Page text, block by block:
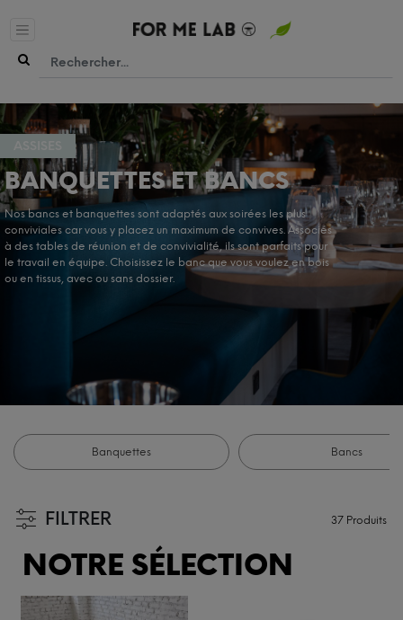
BANQUETTES ET BANCS
Nos bancs et banquettes sont adaptés aux soirées les plus
conviviales car vous y placez un maximum de convives. Associés
à des tables de réunion et de convivialité, ils sont parfaits pour
le travail en équipe. Choisissez le banc que vous voulez en bois
ou en tissus, avec ou sans dossier.
Banquettes Bancs
FILTRER 37 Produits
NOTRE SÉLECTION